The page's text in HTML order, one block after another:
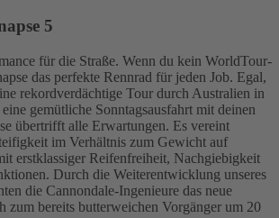
5
für die Straße. Wenn du kein WorldTour-
das perfekte Rennrad für jeden Job. Egal,
rekordverdächtige Tour durch Australien in
gemütliche Sonntagsausfahrt mit deinen
übertrifft alle Erwartungen. Es vereint
im Verhältnis zum Gewicht auf
erstklassiger Reifenfreiheit, Nachgiebigkeit
Durch die Weiterentwicklung unseres
die Cannondale-Ingenieure das neue
zum bereits butterweichen Vorgänger um 20